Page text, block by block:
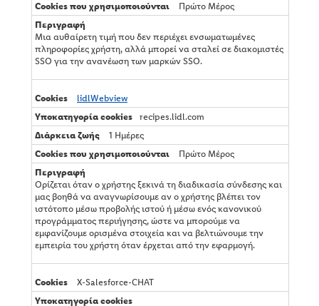
Πρώτο Μέρος
Μια αυθαίρετη τιμή που δεν περιέχει ενσωματωμένες
πληροφορίες χρήστη, αλλά μπορεί να σταλεί σε διακομιστές
SSO για την ανανέωση των μαρκών SSO.
lidlWebview
recipes.lidl.com
1 Ημέρες
Πρώτο Μέρος
Ορίζεται όταν ο χρήστης ξεκινά τη διαδικασία σύνδεσης και
μας βοηθά να αναγνωρίσουμε αν ο χρήστης βλέπει τον
ιστότοπο μέσω προβολής ιστού ή μέσω ενός κανονικού
προγράμματος περιήγησης, ώστε να μπορούμε να
εμφανίζουμε ορισμένα στοιχεία και να βελτιώνουμε την
εμπειρία του χρήστη όταν έρχεται από την εφαρμογή.
X-Salesforce-CHAT